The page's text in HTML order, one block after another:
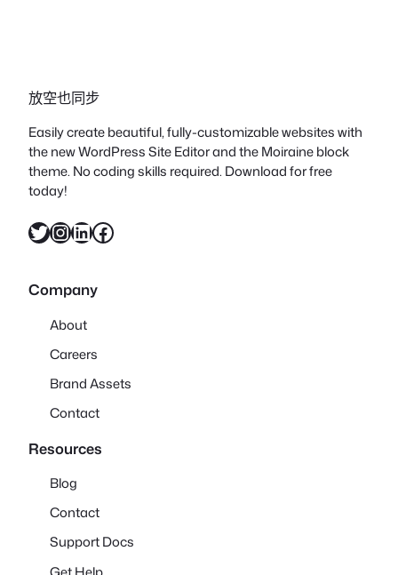
放空也同步
Easily create beautiful, fully-customizable websites with
the new WordPress Site Editor and the Moiraine block
theme. No coding skills required. Download for free
today!
X InstagramLinkedIn Facebook
Company
About
Careers
Brand Assets
Contact
Resources
Blog
Contact
Support Docs